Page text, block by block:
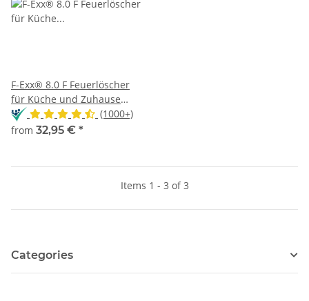
F-Exx® 8.0 F Feuerlöscher
für Küche und Zuhause
(Made in Germany) (1000+)
from 32,95 € *
Items 1 - 3 of 3
Categories